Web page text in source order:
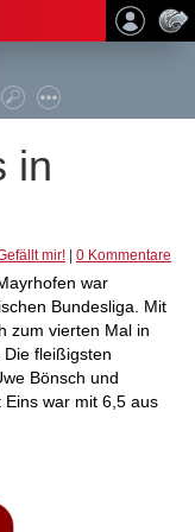
in
mir! 0 Kommentare
war
Bundesliga. Mit
zum vierten Mal in
fleißigsten
Bönsch und
Eins war mit 6,5 aus